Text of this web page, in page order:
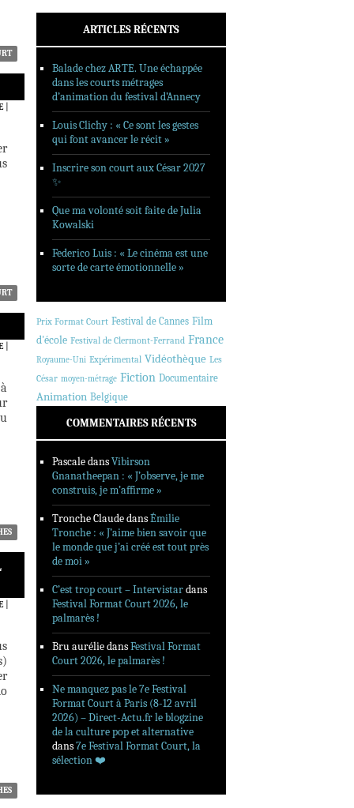
|
|
|
ARTICLES RÉCENTS
Balade chez ARTE. Une échappée
dans les courts métrages
d’animation du festival d’Annecy
Louis Clichy : « Ce sont les gestes
qui font avancer le récit »
Inscrire son court aux César 2027
✨
Que ma volonté soit faite de Julia
Kowalski
Federico Luis : « Le cinéma est une
sorte de carte émotionnelle »
Prix Format Court Festival de Cannes Film
d'école Festival de Clermont-Ferrand France
Royaume-Uni Expérimental Vidéothèque Les
César moyen-métrage Fiction Documentaire
Animation Belgique
COMMENTAIRES RÉCENTS
PascaledansVibirson
Gnanatheepan : « J’observe, je me
construis, je m’affirme »
Tronche ClaudedansÉmilie
Tronche : « J’aime bien savoir que
le monde que j’ai créé est tout près
de moi »
C’est trop court – Intervistardans
Festival Format Court 2026, le
palmarès !
Bru auréliedansFestival Format
Court 2026, le palmarès !
Ne manquez pas le 7e Festival
Format Court à Paris (8-12 avril
2026) – Direct-Actu.fr le blogzine
de la culture pop et alternative
dans7e Festival Format Court, la
sélection ❤️‍